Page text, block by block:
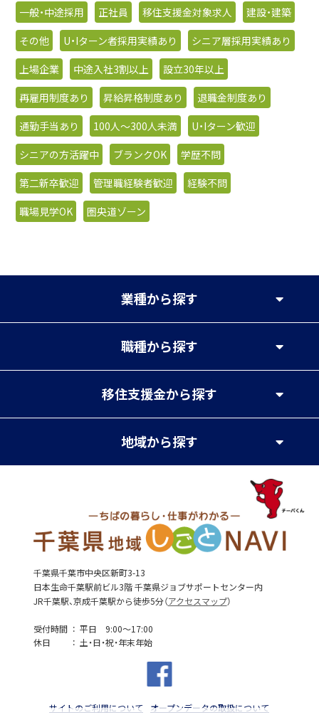
一般・中途採用 正社員 移住支援金対象求人
建設・建築
その他
U・Iターン者採用実績あり
シニア層採用実績あり
上場企業
中途入社3割以上
設立30年以上
再雇用制度あり
昇給昇格制度あり
退職金制度あり
通勤手当あり
100人〜300人未満
U・Iターン歓迎
シニアの方活躍中
ブランクOK
学歴不問
第二新卒歓迎
管理職経験者歓迎
経験不問
職場見学OK
圏央道ゾーン
業種から探す
職種から探す
移住支援金から探す
地域から探す
千葉県千葉市中央区新町3-13
日本生命千葉駅前ビル3階 千葉県ジョブサポートセンター内
JR千葉駅、京成千葉駅から徒歩5分（アクセスマップ）
受付時間
平日 9:00～17:00
休日
土・日・祝・年末年始
サイトのご利用について オープンデータの取扱について